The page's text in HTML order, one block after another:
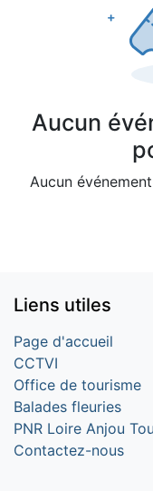
Aucun
Aucun
Liens utiles
Page d'accueil
CCTVI
Office de tourisme
Balades fleuries
PNR Loire Anjou
Contactez-nous